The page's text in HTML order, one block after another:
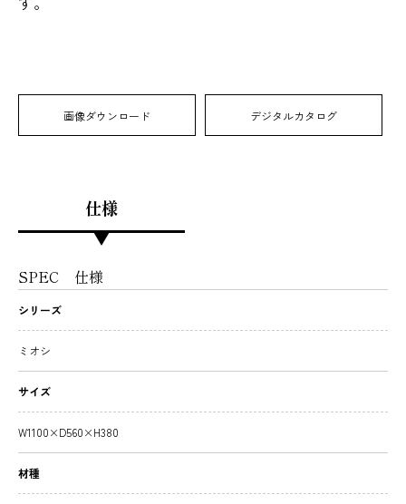
画像ダウンロード デジタルカタログ
仕様
SPEC 仕様
シリーズ
ミオシ
サイズ
W1100×D560×H380
材種